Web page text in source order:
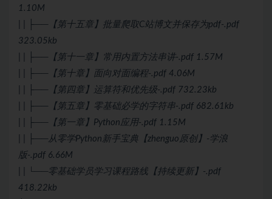
1.10M
| | ├──【第十五章】批量爬取C站博文并保存为pdf-.pdf
323.05kb
| | ├──【第十一章】常用内置方法串讲-.pdf 1.57M
| | ├──【第十章】面向对面编程-.pdf 4.06M
| | ├──【第四章】运算符和优先级-.pdf 732.23kb
| | ├──【第五章】零基础必学的字符串-.pdf 682.61kb
| | ├──【第一章】Python应用-.pdf 1.15M
| | ├──从零学Python新手宝典【zhenguo原创】-学浪
版-.pdf 6.66M
| | └──零基础学员学习课程路线【持续更新】-.pdf
418.22kb